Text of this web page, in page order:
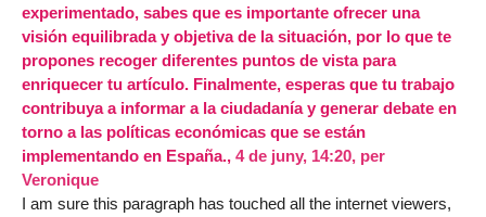
experimentado, sabes que es importante ofrecer una
visión equilibrada y objetiva de la situación, por lo que te
propones recoger diferentes puntos de vista para
enriquecer tu artículo. Finalmente, esperas que tu trabajo
contribuya a informar a la ciudadanía y generar debate en
torno a las políticas económicas que se están
implementando en España., 4 de juny, 14:20, per
Veronique
I am sure this paragraph has touched all the internet viewers,